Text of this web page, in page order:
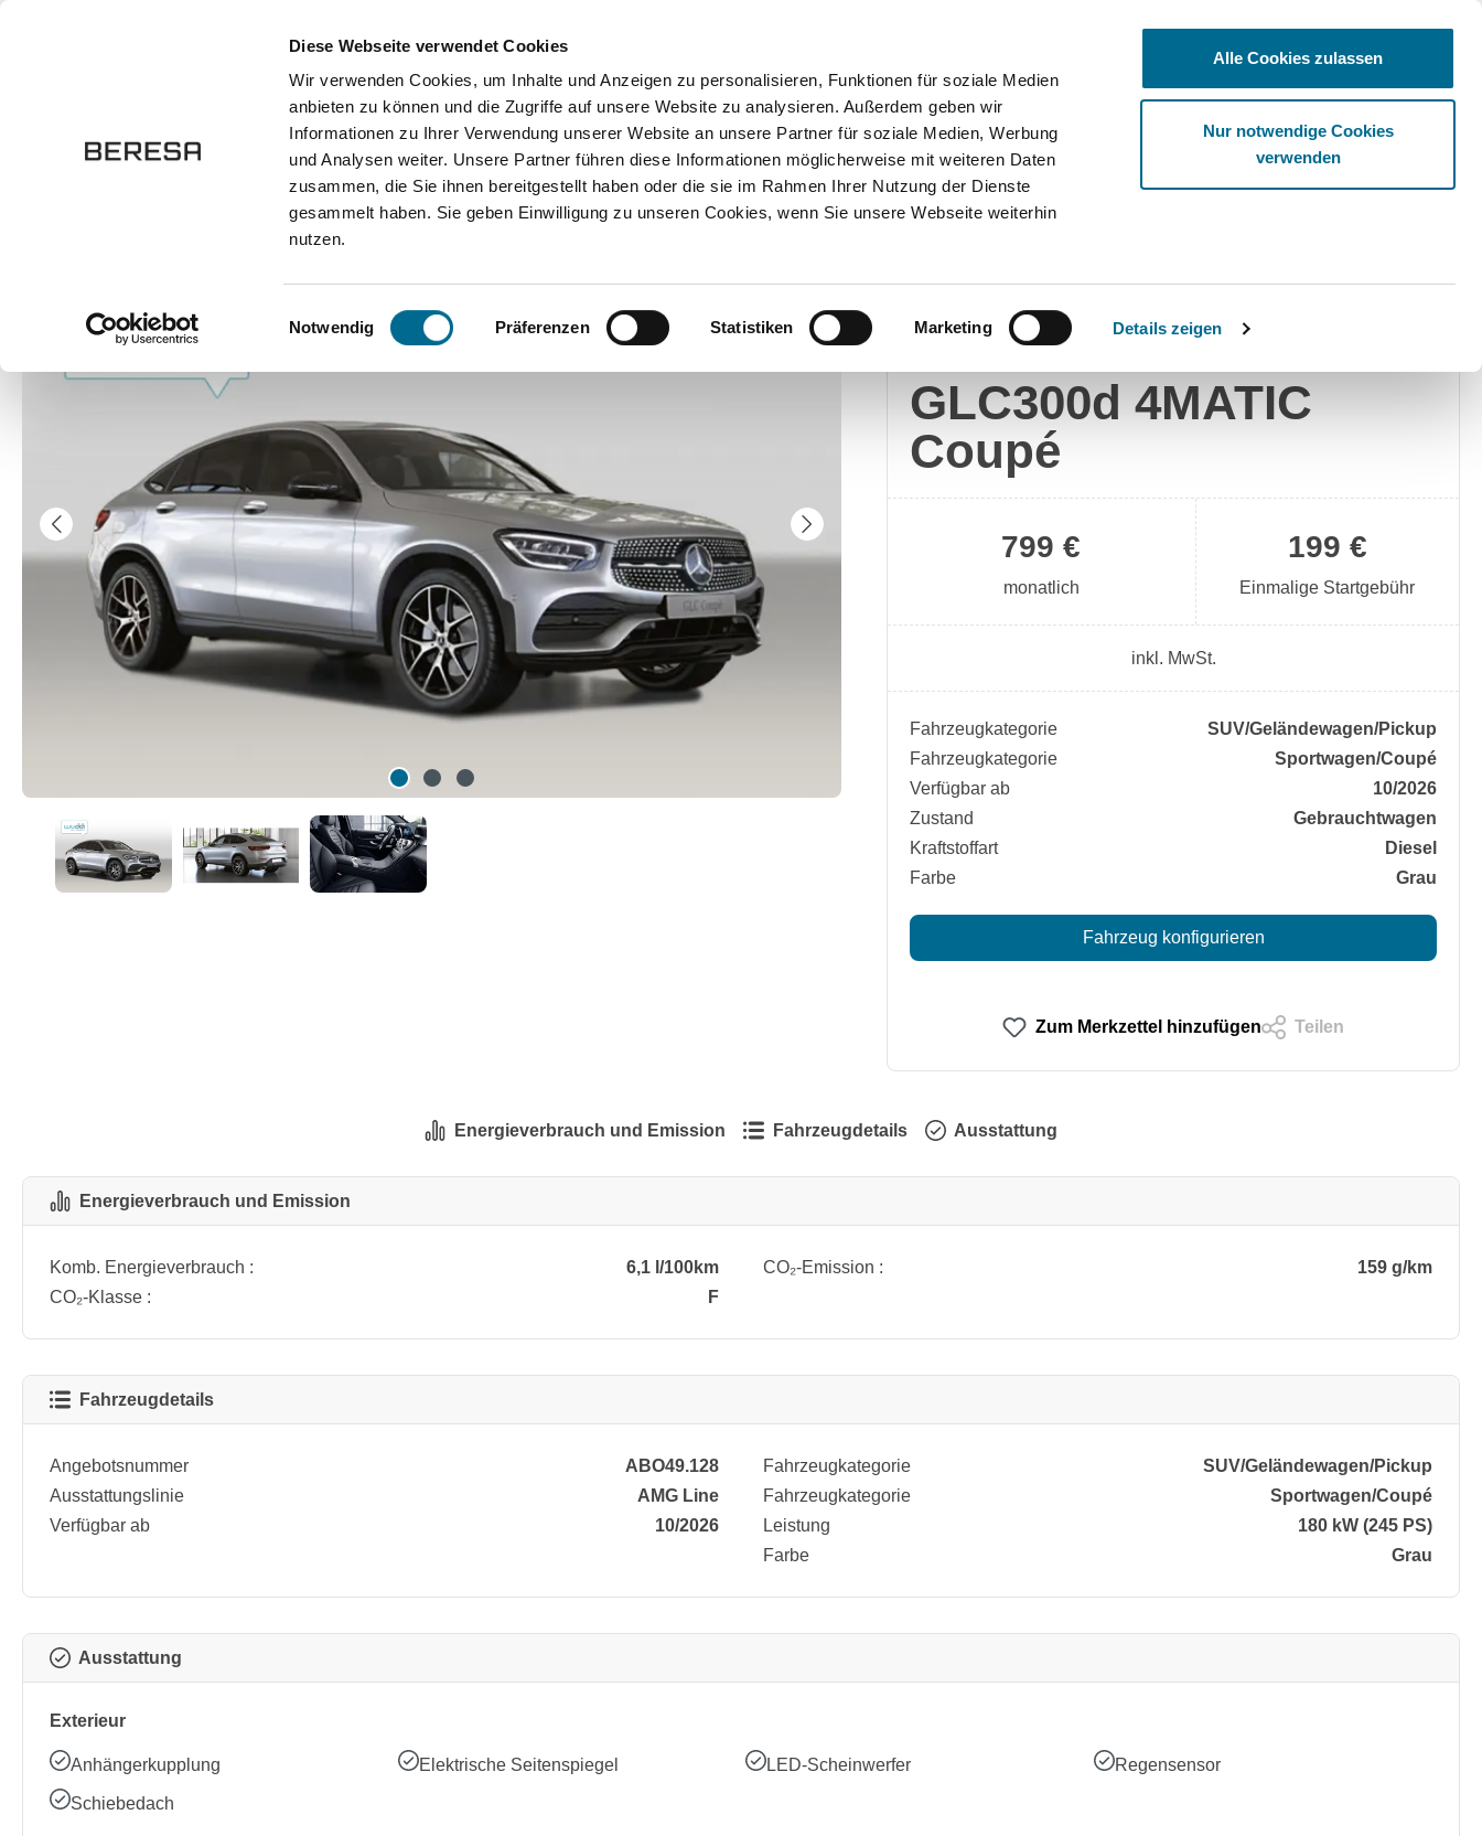
Diese Webseite verwendet Cookies
Wir verwenden Cookies, um Inhalte und Anzeigen zu personalisieren, Funktionen für soziale Medien
anbieten zu können und die Zugriffe auf unsere Website zu analysieren. Außerdem geben wir
Informationen zu Ihrer Verwendung unserer Website an unsere Partner für soziale Medien, Werbung
und Analysen weiter. Unsere Partner führen diese Informationen möglicherweise mit weiteren Daten
zusammen, die Sie ihnen bereitgestellt haben oder die sie im Rahmen Ihrer Nutzung der Dienste
gesammelt haben. Sie geben Einwilligung zu unseren Cookies, wenn Sie unsere Webseite weiterhin
nutzen.
Einwilligungsauswahl
Notwendig Präferenzen Statistiken Marketing Details zeigen
Alle Cookies zulassen
Nur notwendige Cookies
verwenden
Onlineshop
Sportwagen / Coupé
Mercedes-Benz
Mercedes-Benz
GLC300d 4MATIC
Coupé
199 €
Einmalige Startgebühr
799 €
monatlich
inkl. MwSt.
Fahrzeugkategorie
SUV/​Geländewagen/​Pickup
Fahrzeugkategorie
Sportwagen/​Coupé
Verfügbar ab
10/2026
Zustand
Gebrauchtwagen
Kraftstoffart
Diesel
Farbe
Grau
Fahrzeug konfigurieren
Zum Merkzettel hinzufügen Teilen
Energieverbrauch und Emission Fahrzeugdetails Ausstattung
Energieverbrauch und Emission
Komb. Energieverbrauch : 6,1 l/100km CO₂-Emission :
159 g/km
CO₂-Klasse :
F
Fahrzeugdetails
Angebotsnummer
ABO49.128
Ausstattungslinie
AMG Line
Verfügbar ab
10/2026
Fahrzeugkategorie
SUV/​Geländewagen/​Pickup
Fahrzeugkategorie
Sportwagen/​Coupé
Leistung
180 kW (245 PS)
Farbe
Grau
Ausstattung
Exterieur
Anhängerkupplung Elektrische Seitenspiegel LED-Scheinwerfer Regensensor
Schiebedach